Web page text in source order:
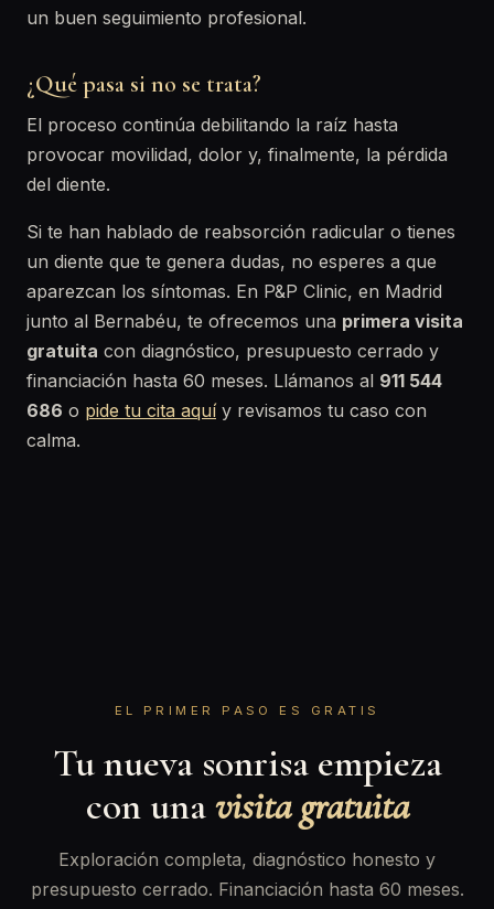
un buen seguimiento profesional.
¿Qué pasa si no se trata?
El proceso continúa debilitando la raíz hasta
provocar movilidad, dolor y, finalmente, la pérdida
del diente.
Si te han hablado de reabsorción radicular o tienes
un diente que te genera dudas, no esperes a que
aparezcan los síntomas. En P&P Clinic, en Madrid
junto al Bernabéu, te ofrecemos una primera visita
gratuita con diagnóstico, presupuesto cerrado y
financiación hasta 60 meses. Llámanos al 911 544
686 o pide tu cita aquíy revisamos tu caso con
calma.
EL PRIMER PASO ES GRATIS
Tu nueva sonrisa empieza
con unavisita gratuita
Exploración completa, diagnóstico honesto y
presupuesto cerrado. Financiación hasta 60 meses.